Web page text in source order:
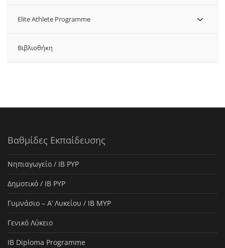
Elite Athlete Programme
Βιβλιοθήκη
Βαθμίδες Εκπαίδευσης
Νηπιαγωγείο / IB PYP
Δημοτικό / IB PYP
Γυμνάσιο – Α’ Λυκείου / IB MYP
Γενικό Λύκειο
IB Diploma Programme